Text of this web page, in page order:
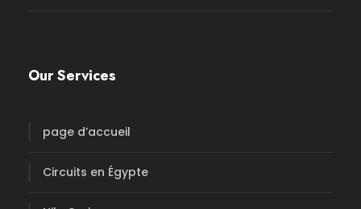
Our Services
page d’accueil
Circuits en Égypte